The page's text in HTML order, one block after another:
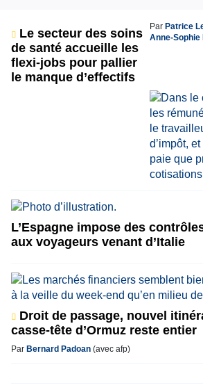
Le secteur des soins
de santé accueille les
flexi-jobs pour pallier
le manque d’effectifs
Par Patrice
Anne-Sophie
L’Espagne impose des
aux voyageurs venant d’Italie
Droit de passage, nouvel
casse-tête d’Ormuz reste entier
Par Bernard Padoan (avec afp)